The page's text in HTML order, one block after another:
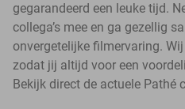
gegarandeerd een leuke tijd.
collega’s mee en ga gezellig
onvergetelijke filmervaring.
zodat jij altijd voor een
Bekijk direct de actuele Pathé